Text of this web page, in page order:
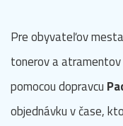
Pre obyvateľov mesta
tonerov a
pomocou dopravcu
objednávku v čase,